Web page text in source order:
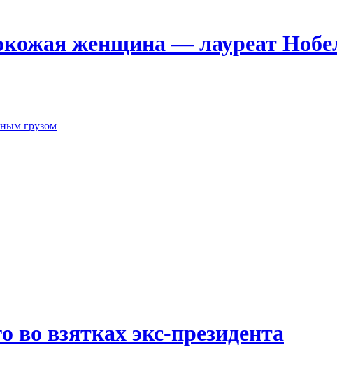
женщина — лауреат
грузом
во взятках экс-президента